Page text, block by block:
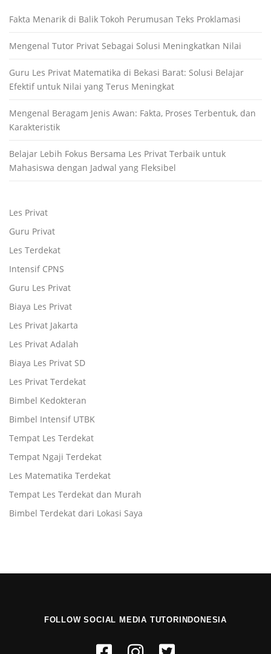
Fakta Menarik di Balik Tokoh Perumusan Teks Proklamasi
Mengenal Tutor Privat Sebagai Solusi Meningkatkan Nilai
Guru Les Privat Matematika di Bekasi Barat: Solusi Belajar
Efektif untuk Nilai yang Terus Meningkat
Mengenal Beragam Jenis Awan: Fakta, Proses Terbentuk, dan
Karakteristik
Belajar Lebih Fokus Bersama Les Privat Terbaik untuk
Mahasiswa dengan Jadwal yang Fleksibel
Les Privat
Guru Privat
Les Terdekat
Intensif CPNS
Guru Les Privat
Biaya Les Privat
Les Privat Jakarta
Les Privat Adalah
Biaya Les Privat SD
Les Privat Terdekat
Bimbel Kedokteran
Bimbel Intensif UTBK
Tempat Les Terdekat
Tempat Ngaji Terdekat
Les Matematika Terdekat
Tempat Les Terdekat dan Murah
Bimbel Terdekat dari Lokasi Saya
FOLLOW SOCIAL MEDIA TUTORINDONESIA